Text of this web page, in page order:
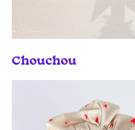
Chouchou